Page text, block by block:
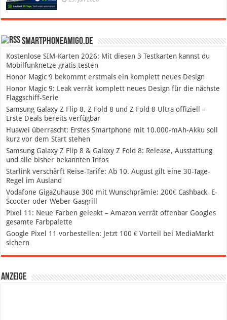
SmartphoneAmigo.de
Kostenlose SIM-Karten 2026: Mit diesen 3 Testkarten kannst du
Mobilfunknetze gratis testen
Honor Magic 9 bekommt erstmals ein komplett neues Design
Honor Magic 9: Leak verrät komplett neues Design für die nächste
Flaggschiff-Serie
Samsung Galaxy Z Flip 8, Z Fold 8 und Z Fold 8 Ultra offiziell –
Erste Deals bereits verfügbar
Huawei überrascht: Erstes Smartphone mit 10.000-mAh-Akku soll
kurz vor dem Start stehen
Samsung Galaxy Z Flip 8 & Galaxy Z Fold 8: Release, Ausstattung
und alle bisher bekannten Infos
Starlink verschärft Reise-Tarife: Ab 10. August gilt eine 30-Tage-
Regel im Ausland
Vodafone GigaZuhause 300 mit Wunschprämie: 200€ Cashback, E-
Scooter oder Weber Gasgrill
Pixel 11: Neue Farben geleakt – Amazon verrät offenbar Googles
gesamte Farbpalette
Google Pixel 11 vorbestellen: Jetzt 100 € Vorteil bei MediaMarkt
sichern
Anzeige